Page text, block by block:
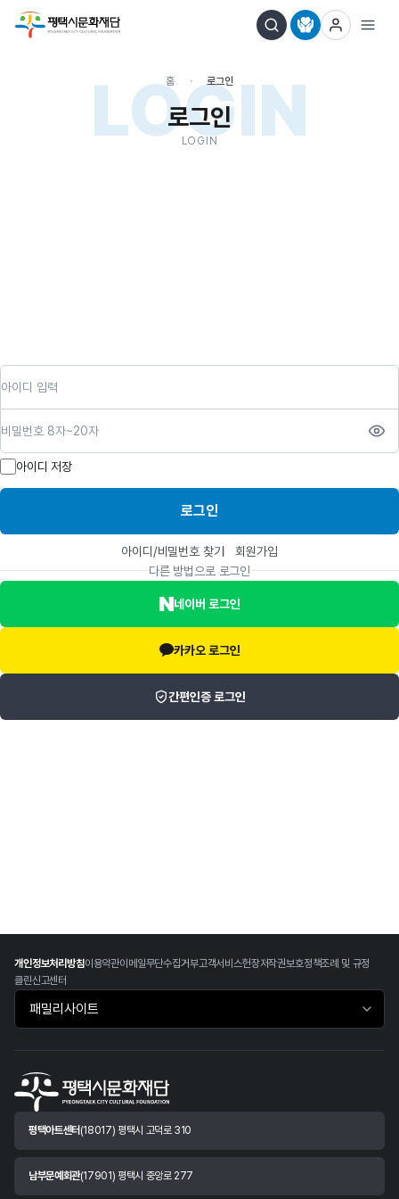
LOGIN
홈 로그인
로그인
LOGIN
아이디 저장
로그인
아이디/비밀번호 찾기
회원가입
다른 방법으로 로그인
네이버 로그인
카카오 로그인
간편인증 로그인
개인정보처리방침이용약관이메일무단수집거부고객서비스헌장저작권보호정책조례 및 규정
클린신고센터
패밀리사이트 바로가기
평택아트센터 (18017) 평택시 고덕로 310
남부문예회관(17901) 평택시 중앙로 277